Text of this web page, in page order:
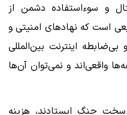
و سوءاستفاده دشمن از
است که نهادهای امنیتی و
اینترنت بین‌المللی
واقعی‌اند و نمی‌توان آن‌ها
جنگ ایستادند، هزینه